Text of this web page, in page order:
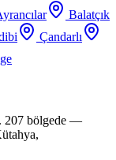
Balatçık
Çandarlı
207 bölgede —